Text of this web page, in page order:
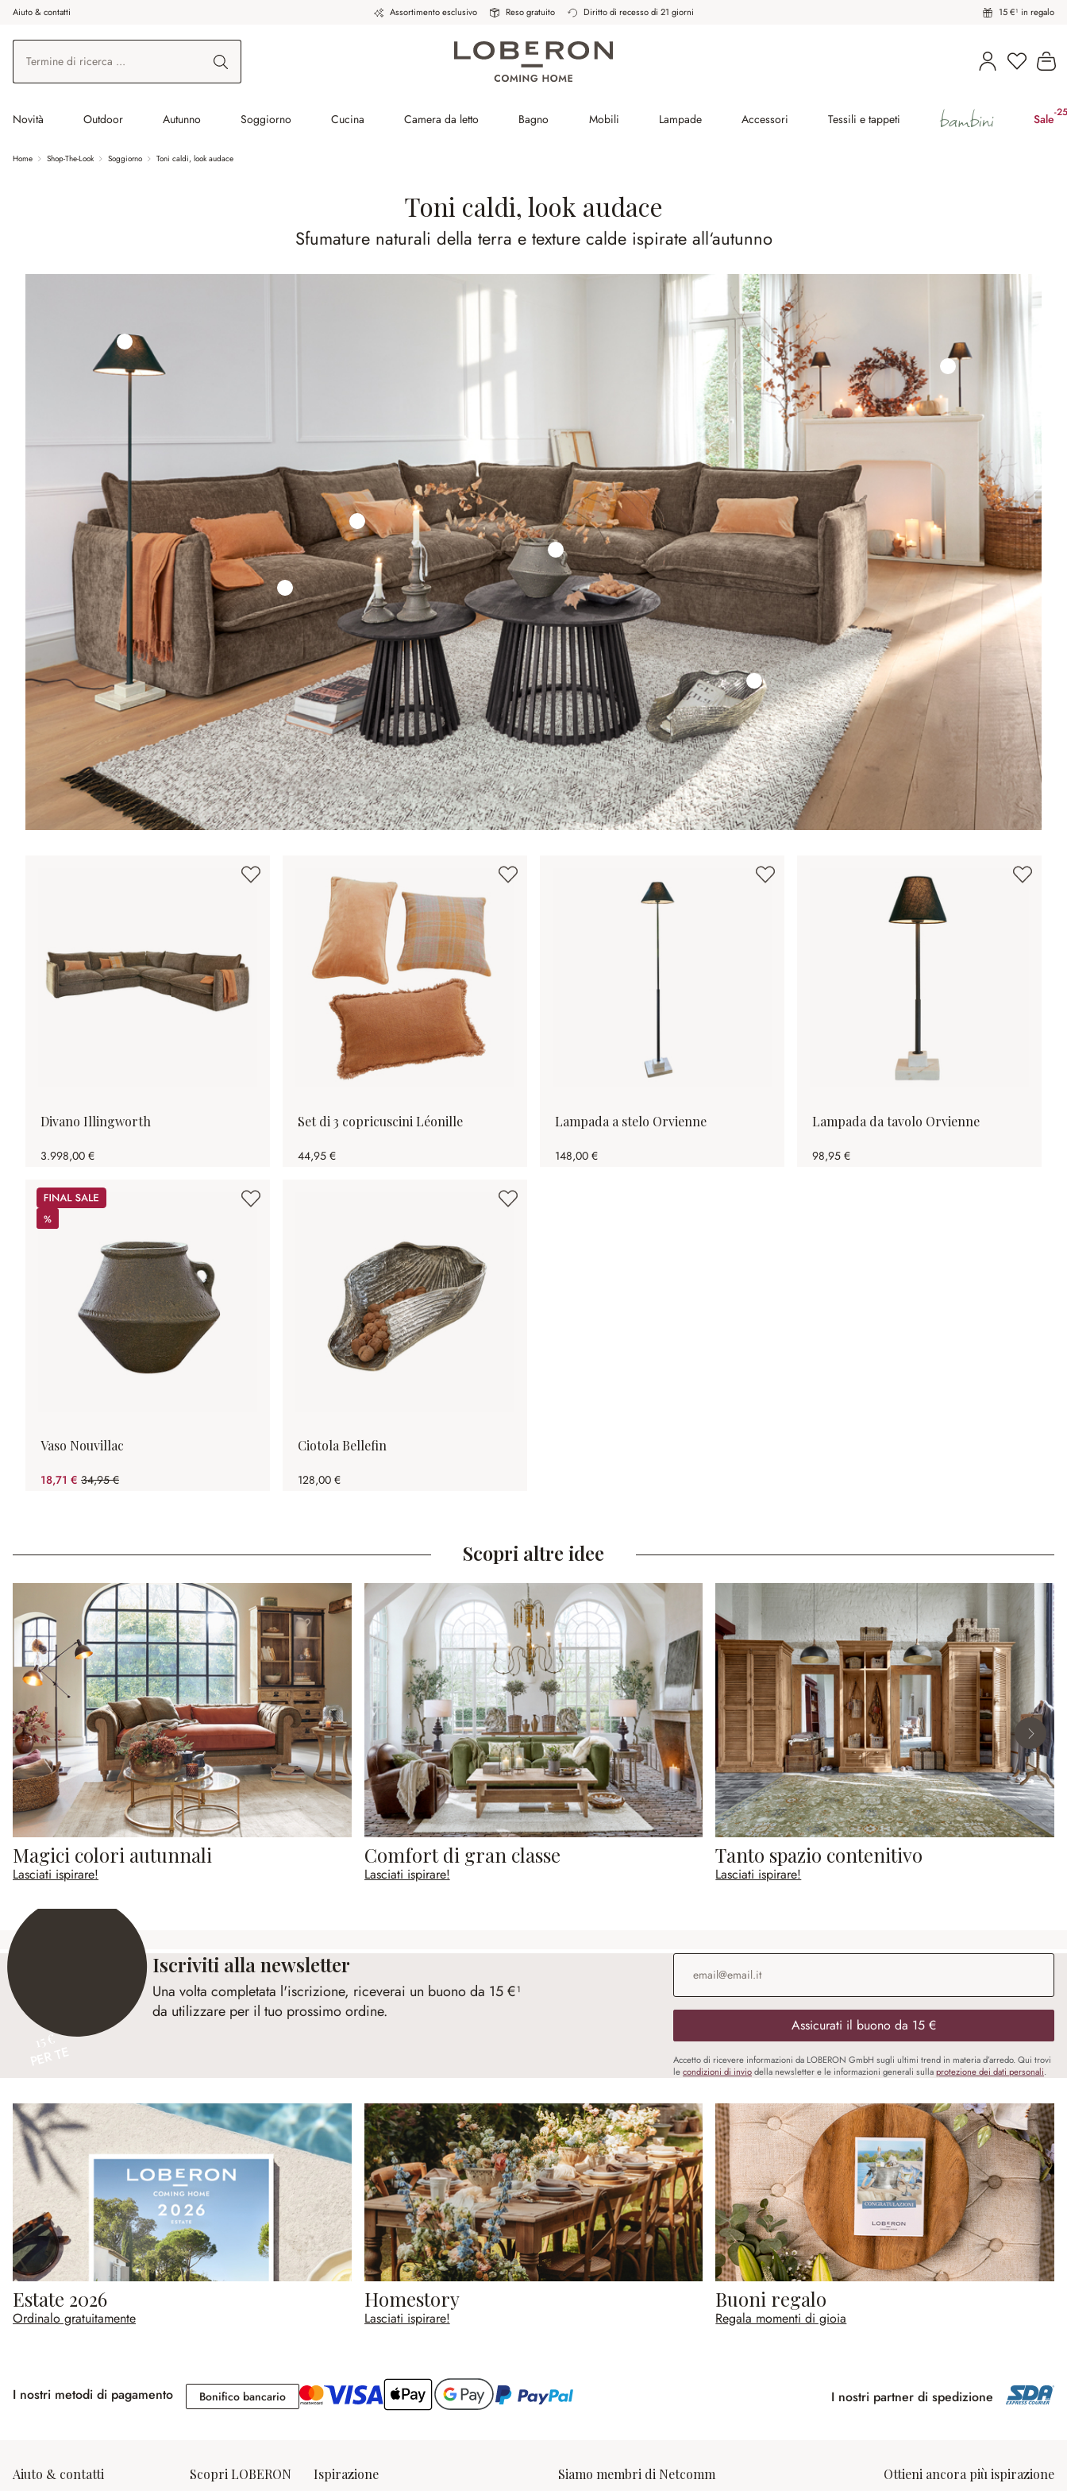
al contenuto principale
Vai alla ricerca
Vai alla navigazione principale
Aiuto & contatti Assortimento esclusivo Reso gratuito Diritto di recesso di 21 giorni 15 €¹ in regalo
Hai 0 Il
Novità Outdoor Autunno Soggiorno Cucina Camera da letto Bagno Mobili Lampade Accessori Tessili e tappeti bambini Sale-
Home Shop-The-Look Soggiorno Toni caldi, look audace
Toni caldi, look audace
Sfumature naturali della terra e texture calde ispirate all‘autunno
Divano Illingworth
3.998,00 €
Set di 3 copricuscini Léonille
44,95 €
Lampada a stelo Orvienne
148,00 €
Lampada da tavolo Orvienne
98,95 €
Sale
%
%
Vaso Nouvillac
18,71 € 34,95 €
(risparmio 46.47%)
Ciotola Bellefin
128,00 €
Scopri altre idee
Magici colori autunnali
Lasciati ispirare!
Comfort di gran classe
Lasciati ispirare!
Tanto spazio contenitivo
Lasciati ispirare!
15 €
Iscriviti alla newsletter
Una volta completata l'iscrizione, riceverai un buono da 15 €¹
da utilizzare per il tuo prossimo ordine.
Indirizzo e-mail
Assicurati il buono da 15 €
Accetto di ricevere informazioni da LOBERON GmbH sugli ultimi trend in materia d’arredo. Qui trovi
lecondizioni di inviodella newsletter e le informazioni generali sullaprotezione dei dati personali.
Estate 2026
Ordinalo gratuitamente
Homestory
Lasciati ispirare!
Buoni regalo
Regala momenti di gioia
I nostri metodi di pagamento Bonifico bancarioBonifico bancario I nostri partner di spedizione
Aiuto & contatti Scopri LOBERON Ispirazione Siamo membri di Netcomm Ottieni ancora più ispirazione